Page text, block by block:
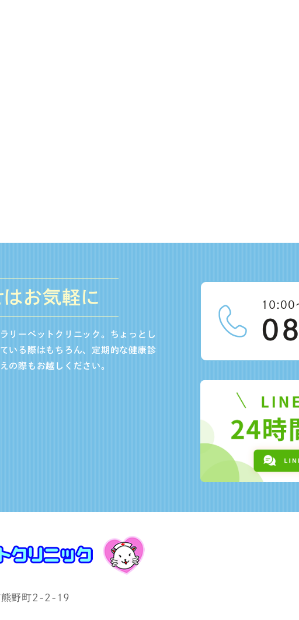
お気軽に
リーペットクリニック。ちょっとし
いる際はもちろん、定期的な健康診
の際もお越しください。
野町2-2-19